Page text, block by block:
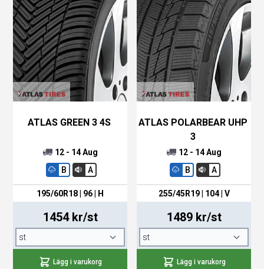
ATLAS GREEN 3 4S
12 - 14 Aug
B
A
195/60R18 | 96 | H
1454 kr/st
Lägg i varukorg
ATLAS POLARBEAR UHP
3
12 - 14 Aug
B
A
255/45R19 | 104 | V
1489 kr/st
Lägg i varukorg